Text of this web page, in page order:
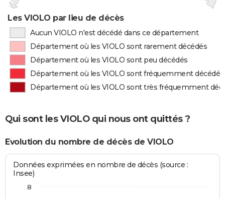
Les VIOLO par lieu de décès
Aucun VIOLO n'est décédé dans ce département
Département où les VIOLO sont rarement décédés
Département où les VIOLO sont peu décédés
Département où les VIOLO sont fréquemment décédés
Département où les VIOLO sont très fréquemment
Qui sont les VIOLO qui nous ont quittés ?
Evolution du nombre de décès de VIOLO
Données exprimées en nombre de décès (source :
Insee)
8